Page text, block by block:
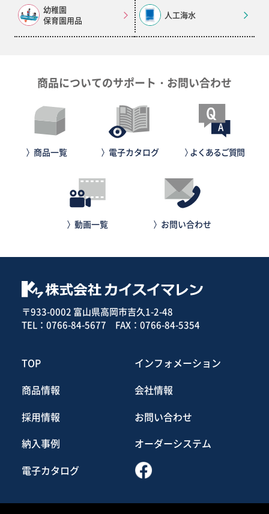
幼稚園
保育園用品
人工海水
商品についてのサポート・お問い合わせ
商品一覧 電子カタログ よくあるご質問
動画一覧 お問い合わせ
〒933-0002 富山県高岡市吉久1-2-48
TEL： 0766-84-5677 FAX：0766-84-5354
TOP
インフォメーション
商品情報
会社情報
採用情報
お問い合わせ
納入事例
オーダーシステム
電子カタログ